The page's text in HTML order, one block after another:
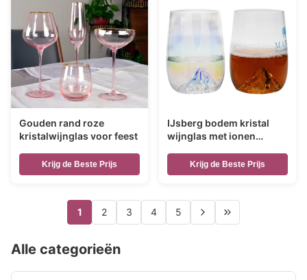
Gouden rand roze
kristalwijnglas voor feest
Krijg de Beste Prijs
IJsberg bodem kristal
wijnglas met ionen
Krijg de Beste Prijs
1 2 3 4 5
Alle categorieën